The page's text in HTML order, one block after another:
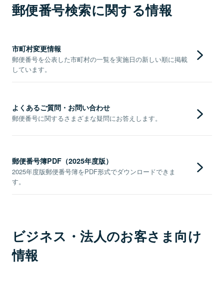
郵便番号検索に関する情報
市町村変更情報
郵便番号を公表した市町村の一覧を実施日の新しい順に掲載
しています。
よくあるご質問・お問い合わせ
郵便番号に関するさまざまな疑問にお答えします。
郵便番号簿PDF（2025年度版）
2025年度版郵便番号簿をPDF形式でダウンロードできま
す。
ビジネス・法人のお客さま向け
情報